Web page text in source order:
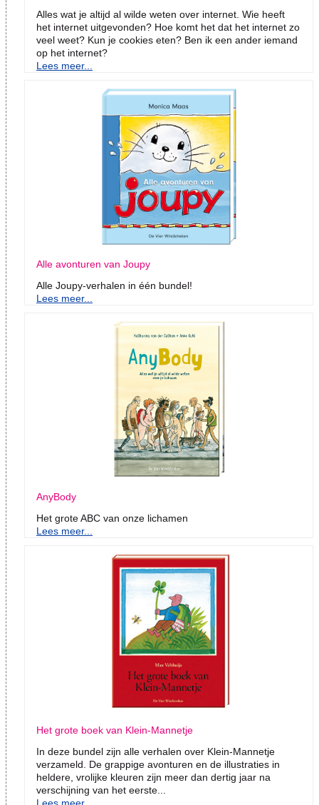
Alles wat je altijd al wilde weten over internet. Wie heeft
het internet uitgevonden? Hoe komt het dat het internet zo
veel weet? Kun je cookies eten? Ben ik een ander iemand
op het internet?
Lees meer...
Alle avonturen van Joupy
Alle Joupy-verhalen in één bundel!
Lees meer...
AnyBody
Het grote ABC van onze lichamen
Lees meer...
Het grote boek van Klein-Mannetje
In deze bundel zijn alle verhalen over Klein-Mannetje
verzameld. De grappige avonturen en de illustraties in
heldere, vrolijke kleuren zijn meer dan dertig jaar na
verschijning van het eerste...